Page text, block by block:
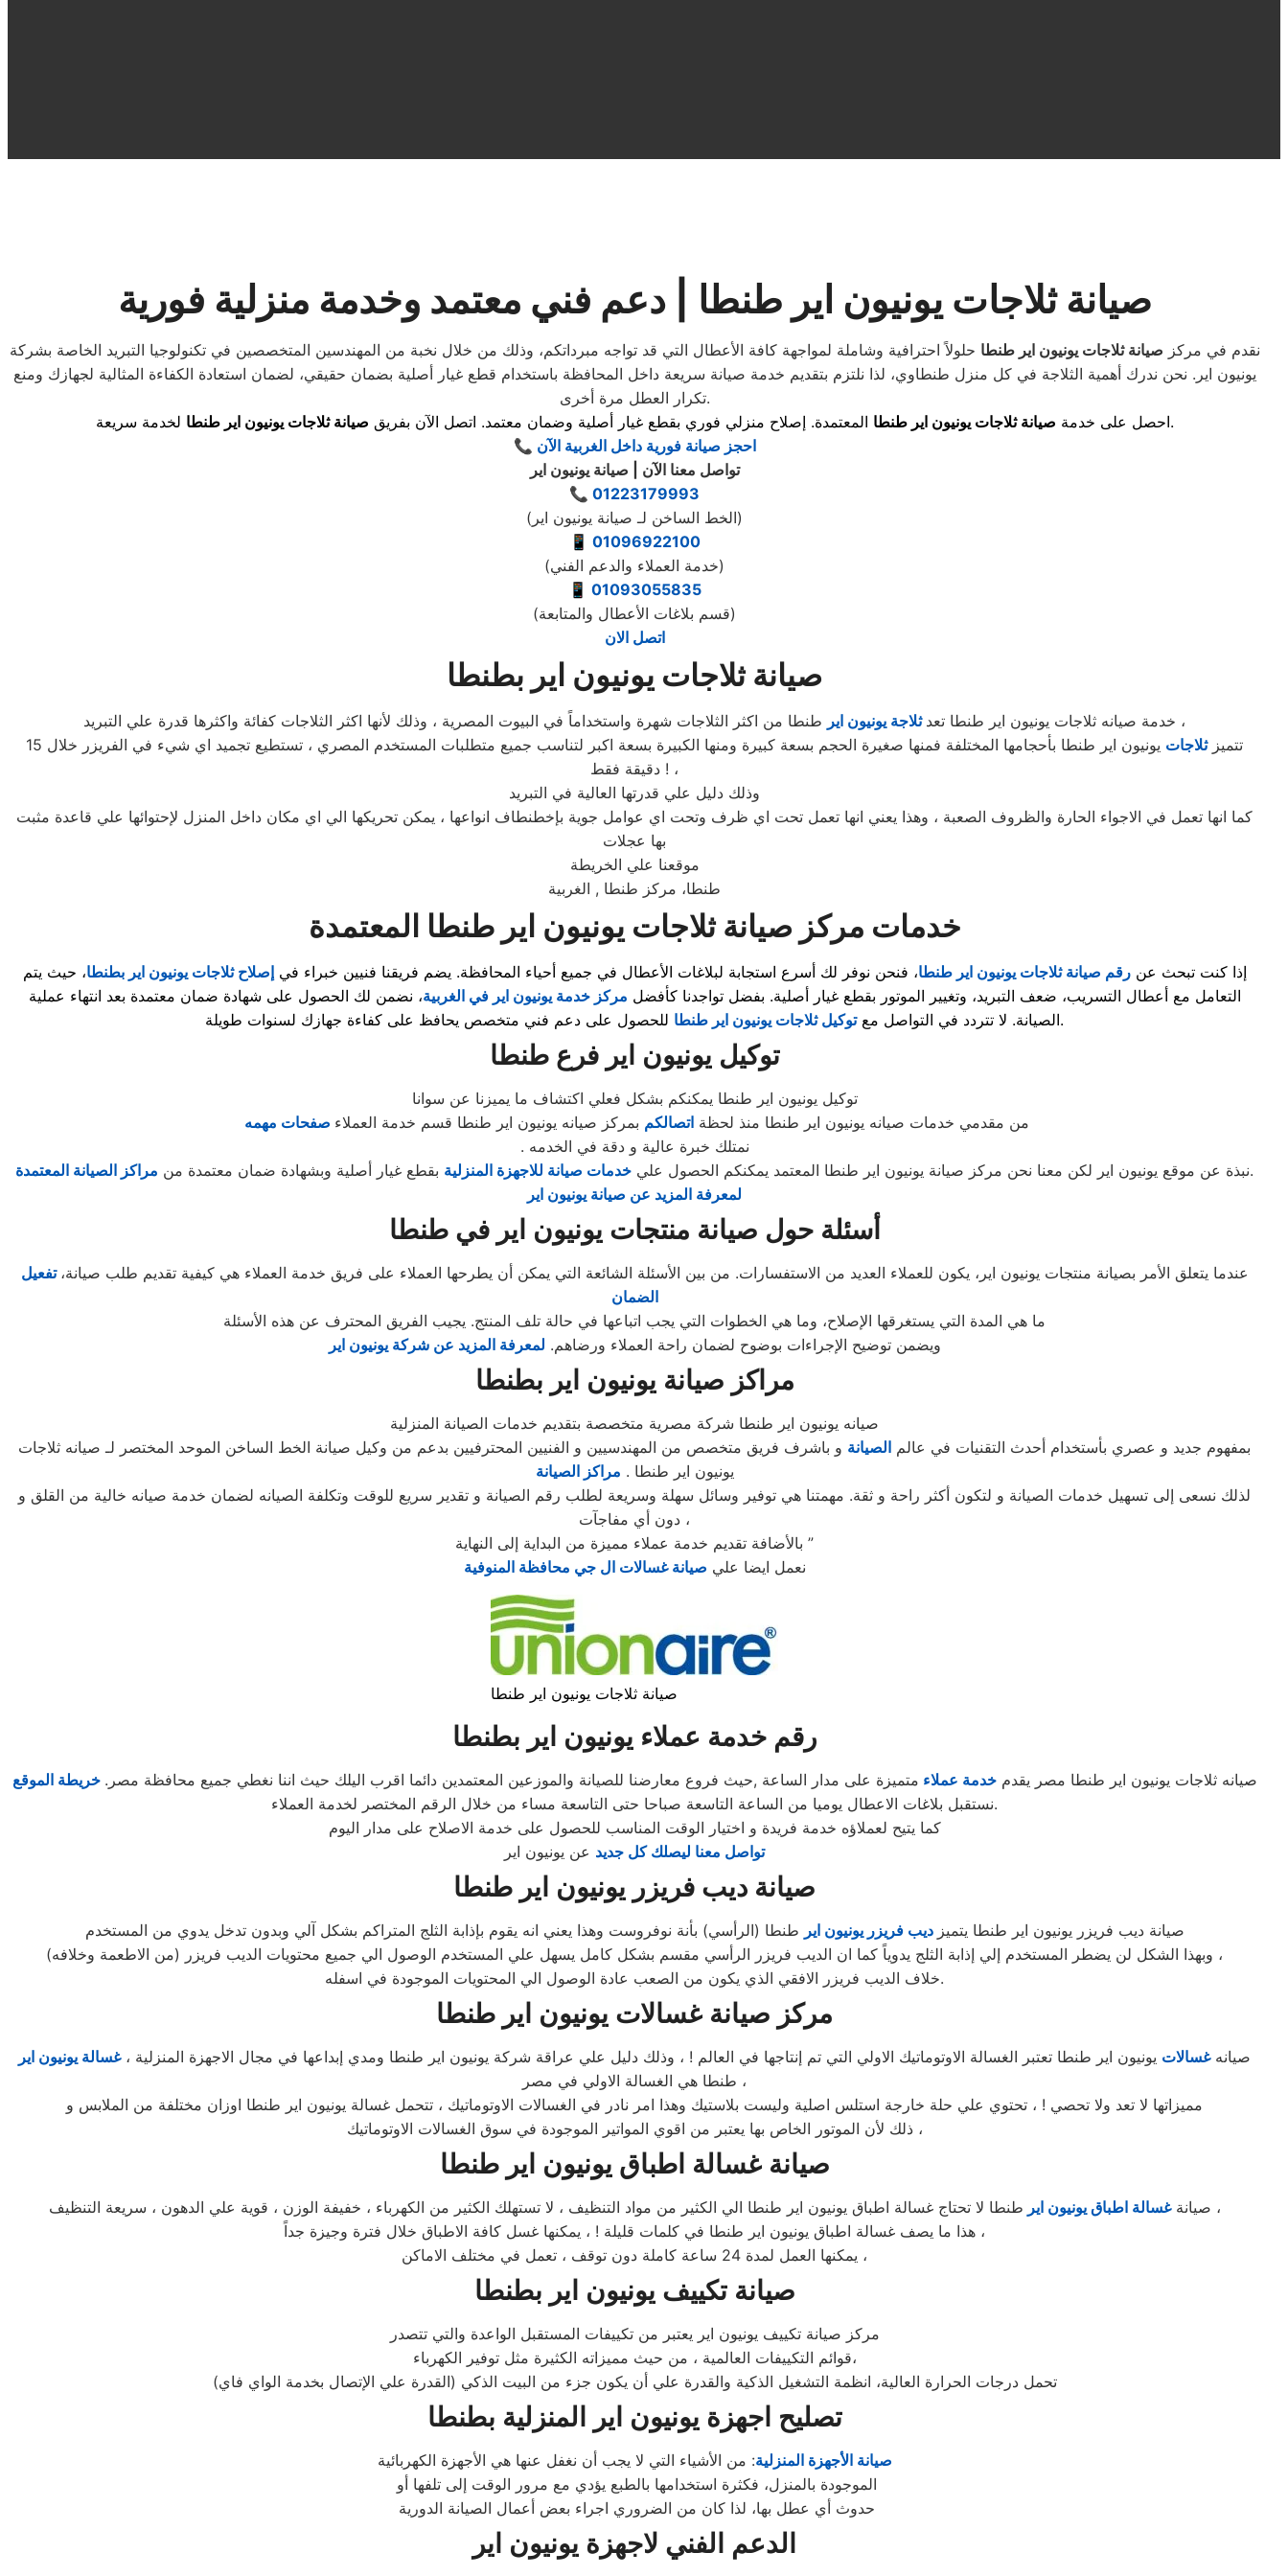
صيانة ثلاجات يونيون اير طنطا | دعم فني معتمد وخدمة منزلية فورية
نقدم في مركز صيانة ثلاجات يونيون اير طنطا حلولاً احترافية وشاملة لمواجهة كافة الأعطال التي قد تواجه مبرداتكم، وذلك من خلال نخبة من المهندسين المتخصصين في تكنولوجيا التبريد الخاصة بشركة
يونيون اير. نحن ندرك أهمية الثلاجة في كل منزل طنطاوي، لذا نلتزم بتقديم خدمة صيانة سريعة داخل المحافظة باستخدام قطع غيار أصلية بضمان حقيقي، لضمان استعادة الكفاءة المثالية لجهازك ومنع
تكرار العطل مرة أخرى.
احصل على خدمة صيانة ثلاجات يونيون اير طنطا المعتمدة. إصلاح منزلي فوري بقطع غيار أصلية وضمان معتمد. اتصل الآن بفريق صيانة ثلاجات يونيون اير طنطا
لخدمة سريعة.
📞 احجز صيانة فورية داخل الغربية الآن
تواصل معنا الآن | صيانة يونيون اير
📞 01223179993
(الخط الساخن لـ صيانة يونيون اير)
📱 01096922100
(خدمة العملاء والدعم الفني)
📱 01093055835
(قسم بلاغات الأعطال والمتابعة)
اتصل الان
صيانة ثلاجات يونيون اير بطنطا
خدمة صيانه ثلاجات يونيون اير طنطا تعد ثلاجة يونيون اير
طنطا من اكثر الثلاجات شهرة واستخداماً في البيوت المصرية ، وذلك لأنها اكثر الثلاجات كفائة واكثرها قدرة علي التبريد ،
تتميزثلاجات
يونيون اير طنطا بأحجامها المختلفة فمنها صغيرة الحجم بسعة كبيرة ومنها الكبيرة بسعة اكبر لتناسب جميع متطلبات المستخدم المصري ، تستطيع تجميد اي شيء في الفريزر خلال 15
دقيقة فقط ! ،
وذلك دليل علي قدرتها العالية في التبريد
كما انها تعمل في الاجواء الحارة والظروف الصعبة ، وهذا يعني انها تعمل تحت اي ظرف وتحت اي عوامل جوية بإخطنطاف انواعها ، يمكن تحريكها الي اي مكان داخل المنزل لإحتوائها علي قاعدة مثبت
بها عجلات
موقعنا علي الخريطة
طنطا، مركز طنطا , الغربية
خدمات مركز صيانة ثلاجات يونيون اير طنطا المعتمدة
إذا كنت تبحث عنرقم صيانة ثلاجات يونيون اير طنطا، فنحن نوفر لك أسرع استجابة لبلاغات الأعطال في جميع أحياء المحافظة. يضم فريقنا فنيين خبراء فيإصلاح ثلاجات يونيون اير بطنطا، حيث يتم
التعامل مع أعطال التسريب، ضعف التبريد، وتغيير الموتور بقطع غيار أصلية. بفضل تواجدنا كأفضل مركز خدمة يونيون اير في الغربية، نضمن لك الحصول على شهادة ضمان معتمدة بعد انتهاء عملية
الصيانة. لا تتردد في التواصل معتوكيل ثلاجات يونيون اير طنطا للحصول على دعم فني متخصص يحافظ على كفاءة جهازك لسنوات طويلة.
توكيل يونيون اير فرعطنطا
توكيل يونيون اير طنطا يمكنكم بشكل فعلي اكتشاف ما يميزنا عن سوانا
من مقدمي خدمات صيانه يونيون اير طنطا منذ لحظة اتصالكم بمركز صيانه يونيون اير طنطا قسم خدمة العملاء صفحات مهمه
. نمتلك خبرة عالية و دقة في الخدمه
نبذة عن موقع يونيون اير لكن معنا نحن مركز صيانة يونيون اير طنطا المعتمد يمكنكم الحصول علي خدمات صيانة للاجهزة المنزلية بقطع غيار أصلية وبشهادة ضمان معتمدة من مراكز الصيانة المعتمدة
.
لمعرفة المزيد عن صيانة يونيون اير
أسئلة حول صيانة منتجات يونيون اير في طنطا
عندما يتعلق الأمر بصيانة منتجات يونيون اير، يكون للعملاء العديد من الاستفسارات. من بين الأسئلة الشائعة التي يمكن أن يطرحها العملاء على فريق خدمة العملاء هي كيفية تقديم طلب صيانة، تفعيل
الضمان
ما هي المدة التي يستغرقها الإصلاح، وما هي الخطوات التي يجب اتباعها في حالة تلف المنتج. يجيب الفريق المحترف عن هذه الأسئلة
ويضمن توضيح الإجراءات بوضوح لضمان راحة العملاء ورضاهم. لمعرفة المزيد عن شركة يونيون اير
مراكز صيانة يونيون اير بطنطا
صيانه يونيون اير طنطا شركة مصرية متخصصة بتقديم خدمات الصيانة المنزلية
بمفهوم جديد و عصري بأستخدام أحدث التقنيات في عالم الصيانة و باشرف فريق متخصص من المهندسيين و الفنيين المحترفيين بدعم من وكيل صيانة الخط الساخن الموحد المختصر لـ صيانه ثلاجات
يونيون اير طنطا . مراكز الصيانة
لذلك نسعى إلى تسهيل خدمات الصيانة و لتكون أكثر راحة و ثقة. مهمتنا هي توفير وسائل سهلة وسريعة لطلب رقم الصيانة و تقدير سريع للوقت وتكلفة الصيانه لضمان خدمة صيانه خالية من القلق و
دون أي مفاجآت ،
بالأضافة تقديم خدمة عملاء مميزة من البداية إلى النهاية ”
نعمل ايضا علي صيانة غسالات ال جي محافظة المنوفية
صيانة ثلاجات يونيون اير طنطا
رقم خدمة عملاء يونيون اير بطنطا
صيانه ثلاجات يونيون اير طنطا مصر يقدمخدمة عملاء متميزة على مدار الساعة ,حيث فروع معارضنا للصيانة والموزعين المعتمدين دائما اقرب اليلك حيث اننا نغطي جميع محافظة مصر. خريطة الموقع
نستقبل بلاغات الاعطال يوميا من الساعة التاسعة صباحا حتى التاسعة مساء من خلال الرقم المختصر لخدمة العملاء.
كما يتيح لعملاؤه خدمة فريدة و اختيار الوقت المناسب للحصول على خدمة الاصلاح على مدار اليوم
تواصل معنا ليصلك كل جديد عن يونيون اير
صيانة ديب فريزر يونيون اير طنطا
صيانة ديب فريزر يونيون اير طنطا يتميز ديب فريزر يونيون اير طنطا (الرأسي) بأنة نوفروست وهذا يعني انه يقوم بإذابة الثلج المتراكم بشكل آلي وبدون تدخل يدوي من المستخدم
وبهذا الشكل لن يضطر المستخدم إلي إذابة الثلج يدوياً كما ان الديب فريزر الرأسي مقسم بشكل كامل يسهل علي المستخدم الوصول الي جميع محتويات الديب فريزر (من الاطعمة وخلافه) ،
خلاف الديب فريزر الافقي الذي يكون من الصعب عادة الوصول الي المحتويات الموجودة في اسفله.
مركز صيانة غسالات يونيون اير طنطا
صيانهغسالات يونيون اير طنطا تعتبر الغسالة الاوتوماتيك الاولي التي تم إنتاجها في العالم ! ، وذلك دليل علي عراقة شركة يونيون اير طنطا ومدي إبداعها في مجال الاجهزة المنزلية ،غسالة يونيون اير
طنطا هي الغسالة الاولي في مصر ،
مميزاتها لا تعد ولا تحصي ! ، تحتوي علي حلة خارجة استلس اصلية وليست بلاستيك وهذا امر نادر في الغسالات الاوتوماتيك ، تتحمل غسالة يونيون اير طنطا اوزان مختلفة من الملابس و
ذلك لأن الموتور الخاص بها يعتبر من اقوي المواتير الموجودة في سوق الغسالات الاوتوماتيك ،
صيانة غسالة اطباق يونيون اير طنطا
صيانةغسالة اطباق يونيون اير
طنطا لا تحتاج غسالة اطباق يونيون اير طنطا الي الكثير من مواد التنظيف ، لا تستهلك الكثير من الكهرباء ، خفيفة الوزن ، قوية علي الدهون ، سريعة التنظيف ،
هذا ما يصف غسالة اطباق يونيون اير طنطا في كلمات قليلة ! ، يمكنها غسل كافة الاطباق خلال فترة وجيزة جداً ،
يمكنها العمل لمدة 24 ساعة كاملة دون توقف ، تعمل في مختلف الاماكن ،
صيانة تكييف يونيون اير بطنطا
مركز صيانة تكييف يونيون اير يعتبر من تكييفات المستقبل الواعدة والتي تتصدر
قوائم التكييفات العالمية ، من حيث مميزاته الكثيرة مثل توفير الكهرباء،
تحمل درجات الحرارة العالية، انظمة التشغيل الذكية والقدرة علي أن يكون جزء من البيت الذكي (القدرة علي الإتصال بخدمة الواي فاي)
تصليح اجهزة يونيون اير المنزلية بطنطا
صيانة الأجهزة المنزلية: من الأشياء التي لا يجب أن نغفل عنها هي الأجهزة الكهربائية
الموجودة بالمنزل، فكثرة استخدامها بالطبع يؤدي مع مرور الوقت إلى تلفها أو
حدوث أي عطل بها، لذا كان من الضروري اجراء بعض أعمال الصيانة الدورية
الدعم الفني لاجهزة يونيون اير